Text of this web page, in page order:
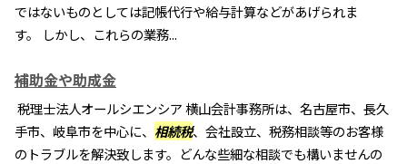
ではないものとしては記帳代行や給与計算などがあげられま
す。 しかし、これらの業務...
補助金や助成金
税理士法人オールシエンシア 横山会計事務所は、名古屋市、長久
手市、岐阜市を中心に、 相続税、会社設立、税務相談等のお客様
のトラブルを解決致します。どんな些細な相談でも構いませんの